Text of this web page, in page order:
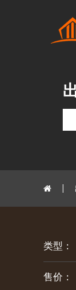
类型：
售价：